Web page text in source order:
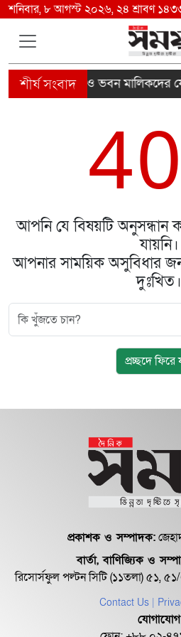
শনিবার, ৮ আগস্ট ২০২৬, ২৪ শ্রাবণ
রাজউক ইন্সপেক্টর ও ভবন মালিকদের
40
আপনি যে বিষয়টি অনুসন্ধান
যায়নি।
আপনার সাময়িক অসুবিধার
দুঃখিত।
প্রচ্ছদে ফিরে
প্রকাশক ও সম্পাদক:
বার্তা, বাণিজ্যিক ও
রিসোর্সফুল পল্টন সিটি (১১তলা) ৫১,
Contact Us |
যোগাযোগ